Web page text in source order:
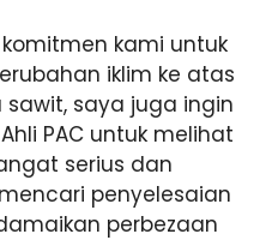
kami untuk
iklim ke atas
saya juga ingin
PAC untuk melihat
serius dan
penyelesaian
perbezaan